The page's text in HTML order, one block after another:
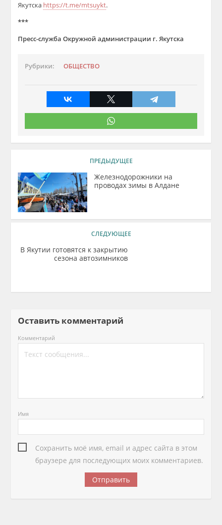
Якутска https://t.me/mtsuykt.
***
Пресс-служба Окружной администрации г. Якутска
Рубрики: ОБЩЕСТВО
ПРЕДЫДУЩЕЕ
Железнодорожники на
проводах зимы в Алдане
СЛЕДУЮЩЕЕ
В Якутии готовятся к закрытию
сезона автозимников
Оставить комментарий
Комментарий
Имя
Сохранить моё имя, email и адрес сайта в этом
браузере для последующих моих комментариев.